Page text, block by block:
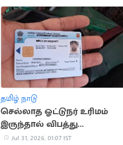
தமிழ் நாடு
செல்லாத ஓட்டுநர் உரிமம்
இருந்தால் விபத்து
வழக்குகளில் இழப்பீடு இல்லை
Jul 31, 2026, 01:07 IST